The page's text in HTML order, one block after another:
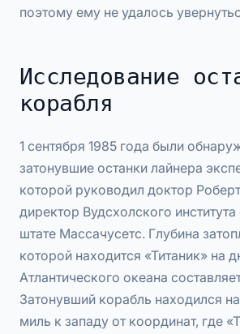
поэтому ему не удалось
Исследование
корабля
1 сентября 1985 года были
затонувшие останки лайнера
которой руководил доктор
директор Вудсхолского
штате Массачусетс. Глубина
которой находится «Титаник» на
Атлантического океана
Затонувший корабль находился
миль к западу от координат, где